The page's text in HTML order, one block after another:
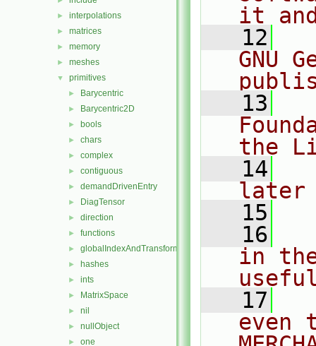
► interpolations
► matrices
► memory
► meshes
▼ primitives
► Barycentric
► Barycentric2D
► bools
► chars
► complex
► contiguous
► demandDrivenEntry
► DiagTensor
► direction
► functions
► globalIndexAndTransform
► hashes
► ints
► MatrixSpace
► nil
► nullObject
► one
it
   12
GNU
   13
the
   14
later
   15
   16
in
   17
even